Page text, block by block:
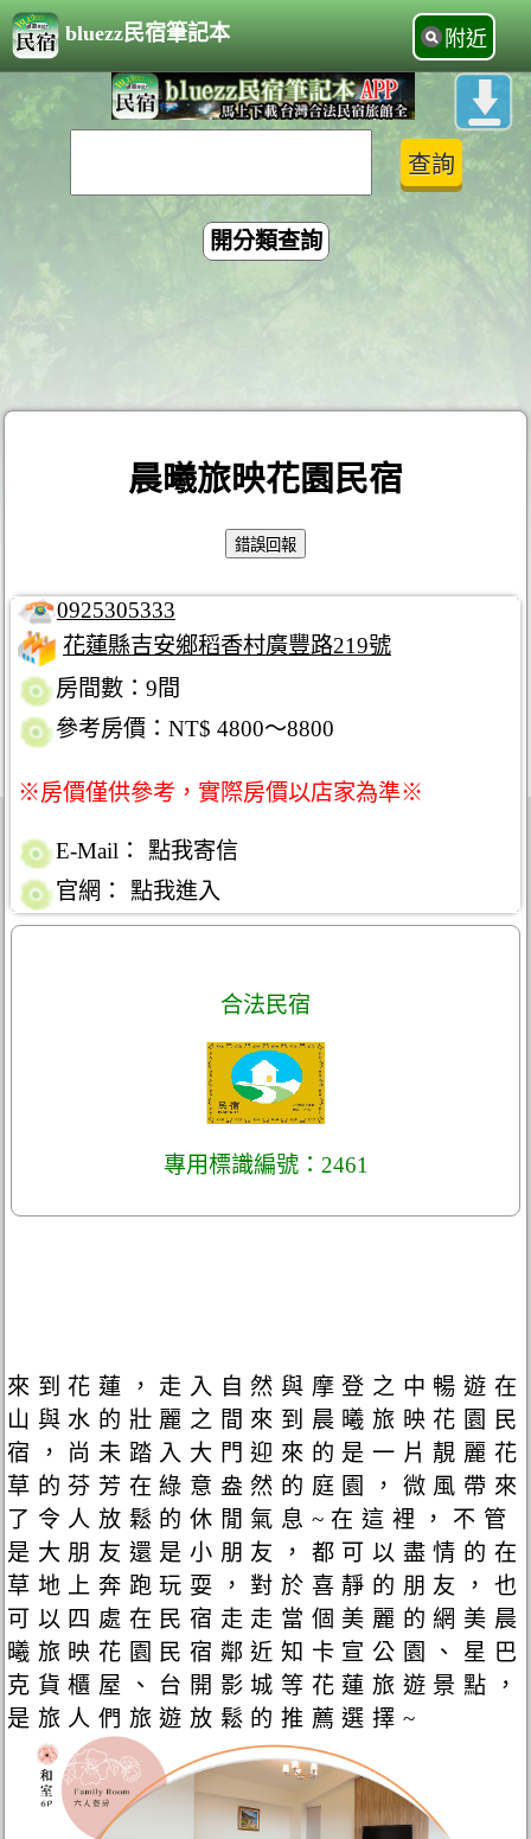
bluezz民宿筆記本 附近
開分類查詢
晨曦旅映花園民宿
0925305333
花蓮縣吉安鄉稻香村廣豐路219號
房間數：9間
參考房價：NT$ 4800～8800
※房價僅供參考，實際房價以店家為準※
E-Mail：
點我寄信
官網：
點我進入
合法民宿
專用標識編號：2461
來到花蓮，走入自然與摩登之中暢遊在
山與水的壯麗之間來到晨曦旅映花園民
宿，尚未踏入大門迎來的是一片靚麗花
草的芬芳在綠意盎然的庭園，微風帶來
了令人放鬆的休閒氣息~在這裡，不管
是大朋友還是小朋友，都可以盡情的在
草地上奔跑玩耍，對於喜靜的朋友，也
可以四處在民宿走走當個美麗的網美晨
曦旅映花園民宿鄰近知卡宣公園、星巴
克貨櫃屋、台開影城等花蓮旅遊景點，
是旅人們旅遊放鬆的推薦選擇~